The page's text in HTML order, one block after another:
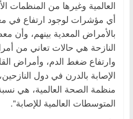
العالمية وغيرها من المنظمات
أي مؤشرات لوجود ارتفاع في
بالأمراض المعدية بينهم، وأن
النازحة هي حالات تعاني من
وارتفاع ضغط الدم، وأمراض
الإصابة بالدرن في دول
منظمة الصحة العالمية، هي
المتوسطات العالمية للإصابة”.